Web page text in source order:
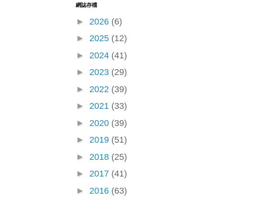
網誌存檔
► 2026 (6)
► 2025 (12)
► 2024 (41)
► 2023 (29)
► 2022 (39)
► 2021 (33)
► 2020 (39)
► 2019 (51)
► 2018 (25)
► 2017 (41)
► 2016 (63)